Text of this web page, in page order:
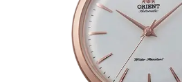
Авторизация